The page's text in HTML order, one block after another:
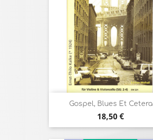
Gospel, Blues Et Cetera
Prix
18,50 €